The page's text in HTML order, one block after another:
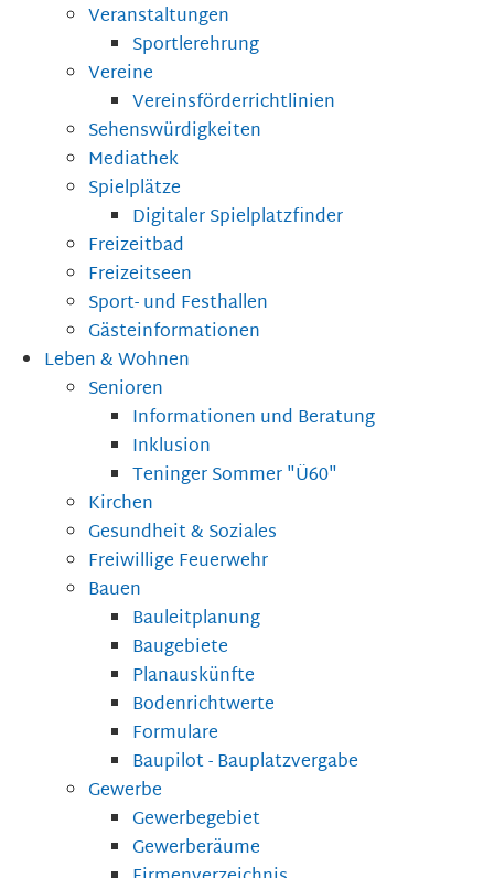
Veranstaltungen
Sportlerehrung
Vereine
Vereinsförderrichtlinien
Sehenswürdigkeiten
Mediathek
Spielplätze
Digitaler Spielplatzfinder
Freizeitbad
Freizeitseen
Sport- und Festhallen
Gästeinformationen
Leben & Wohnen
Senioren
Informationen und Beratung
Inklusion
Teninger Sommer "Ü60"
Kirchen
Gesundheit & Soziales
Freiwillige Feuerwehr
Bauen
Bauleitplanung
Baugebiete
Planauskünfte
Bodenrichtwerte
Formulare
Baupilot - Bauplatzvergabe
Gewerbe
Gewerbegebiet
Gewerberäume